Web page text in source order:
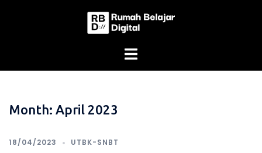
Month: April 2023
18/04/2023 UTBK-SNBT